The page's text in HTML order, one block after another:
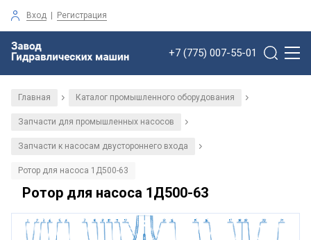
Вход | Регистрация
+7 (775) 007-55-01
Главная / Каталог промышленного оборудования /
Запчасти для промышленных насосов /
Запчасти к насосам двустороннего входа /
Ротор для насоса 1Д500-63
Ротор для насоса 1Д500-63